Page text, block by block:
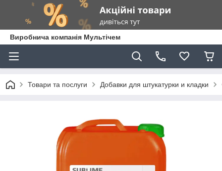
Виробнича компанія Мультічем
Товари та послуги Добавки для штукатурки и кладки